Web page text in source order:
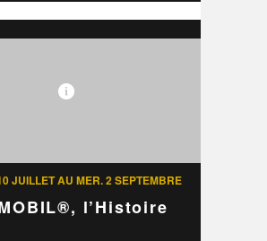
JUILLET AU MER. 2 SEPTEMBRE
l’Histoire